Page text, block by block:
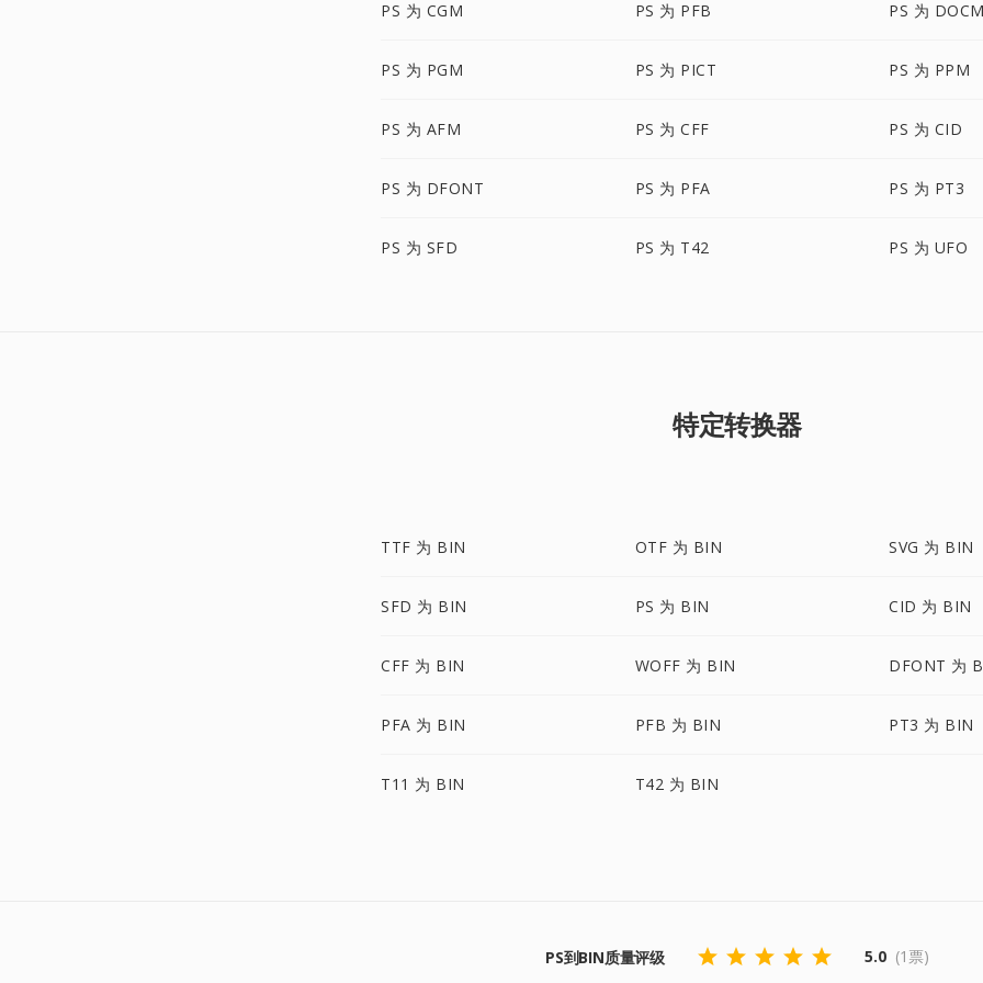
PS 为 CGM PS 为 PFB PS 为
PS 为 PGM PS 为 PICT PS 为 PPM
PS 为 AFM PS 为 CFF PS 为 CID
PS 为 DFONT PS 为 PFA PS 为 PT3
PS 为 SFD PS 为 T42 PS 为 UFO
特定转换器
TTF 为 BIN OTF 为 BIN SVG 为 BIN
SFD 为 BIN PS 为 BIN CID 为 BIN
CFF 为 BIN WOFF 为 BIN DFONT 为
PFA 为 BIN PFB 为 BIN PT3 为 BIN
T11 为 BIN T42 为 BIN
PS到BIN质量评级 5.0 (1票)